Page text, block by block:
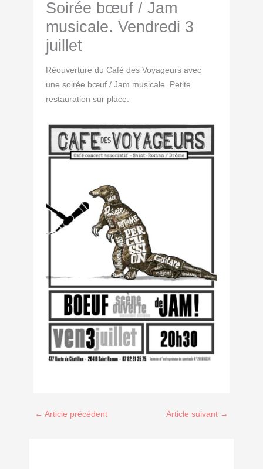
Soirée bœuf / Jam
musicale. Vendredi 3
juillet
Réouverture du Café des Voyageurs avec
une soirée bœuf / Jam musicale. Petite
restauration sur place.
← Article précédent Article suivant →